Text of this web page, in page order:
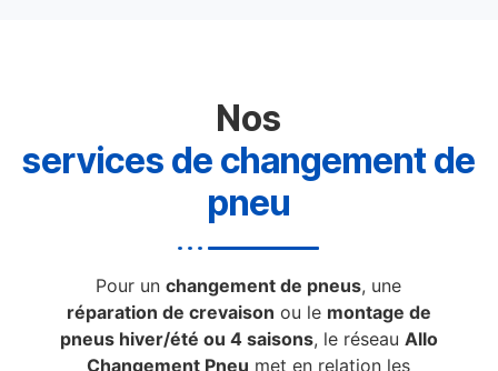
Nos
services de changement de
pneu
Pour unchangement de pneus, une
réparation de crevaison ou le montage de
pneus hiver/été ou 4 saisons, le réseau Allo
Changement Pneu met en relation les